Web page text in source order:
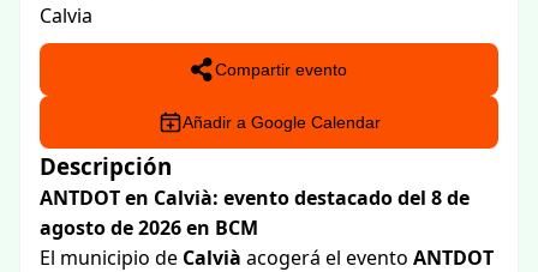
Calvia
Compartir evento
Añadir a Google Calendar
Descripción
ANTDOT en Calvià: evento destacado del 8 de
agosto de 2026 en BCM
El municipio de Calvià acogerá el evento ANTDOT